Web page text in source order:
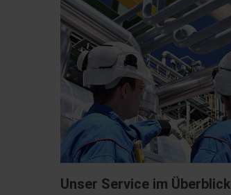
Unser Service im Überblick